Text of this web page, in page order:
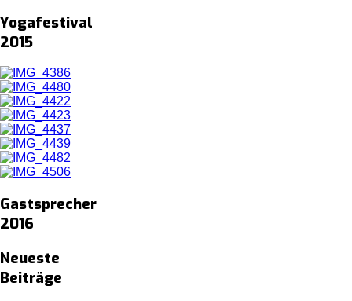
Yogafestival
2015
Gastsprecher
2016
Neueste
Beiträge